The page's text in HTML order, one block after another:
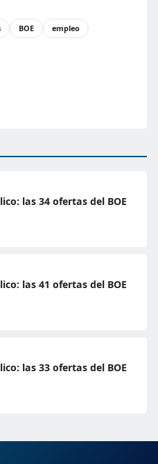
BOE
empleo
las 34 ofertas del BOE
las 41 ofertas del BOE
las 33 ofertas del BOE